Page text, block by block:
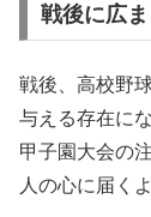
戦後に広
戦後、高校野
与える存在に
甲子園大会の
人の心に届く